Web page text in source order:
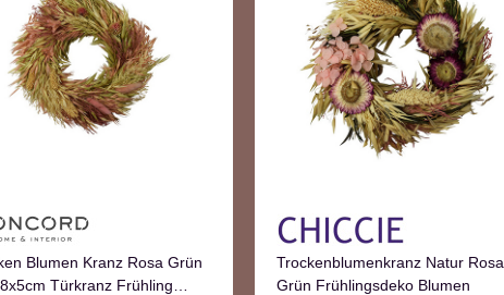
Blumen Kranz Rosa Grün
Türkranz Frühling
Trockenblumenkranz Natur Rosa
Grün Frühlingsdeko Blumen